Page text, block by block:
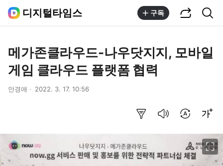
디지털타임스 구독
메가존클라우드-나우닷지지, 모바일
게임 클라우드 플랫폼 협력
안경애 2022. 3. 17. 10:56